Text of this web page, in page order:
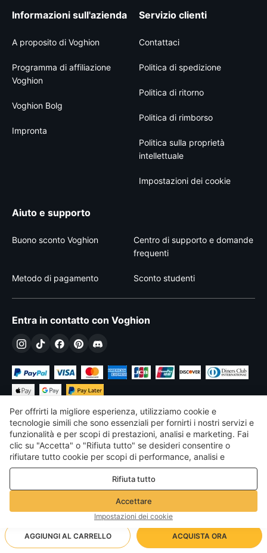
AGGIUNGI AL CARRELLO ACQUISTA ORA
Informazioni sull'azienda
A proposito di Voghion
Programma di affiliazione
Voghion
Voghion Bolg
Impronta
Servizio clienti
Contattaci
Politica di spedizione
Politica di ritorno
Politica di rimborso
Politica sulla proprietà
intellettuale
Impostazioni dei cookie
Aiuto e supporto
Buono sconto Voghion
Centro di supporto e domande
frequenti
Metodo di pagamento Sconto studenti
Entra in contatto con Voghion
€ EUR Italy
©2026 Voghion
Termini & Condizioni
Politica sulla privacy e sui cookie
Linee guida della community
Per offrirti la migliore esperienza, utilizziamo cookie e
tecnologie simili che sono essenziali per fornirti i nostri servizi e
funzionalità e per scopi di prestazioni, analisi e marketing. Fai
clic su "Accetta" o "Rifiuta tutto" se desideri consentire o
rifiutare tutto cookie per scopi di performance, analisi e
marketing. Per maggiori dettagli consultare la nostraPolitica
Rifiuta tutto
Accettare
Impostazioni dei cookie